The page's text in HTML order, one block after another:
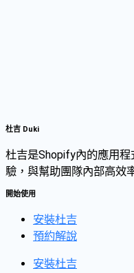
杜吉 Duki
杜吉是Shopify內的應用
驗，與幫助團隊內部高效
開始使用
安裝杜吉
預約解說
安裝杜吉